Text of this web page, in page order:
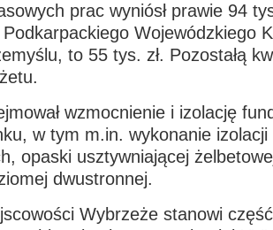
prac wyniósł prawie 94
Wojewódzkiego
to 55 tys. zł. Pozostałą
wzmocnienie i izolację
w tym m.in. wykonanie izolacji
opaski usztywniającej
dwustronnej.
Wybrzeże stanowi